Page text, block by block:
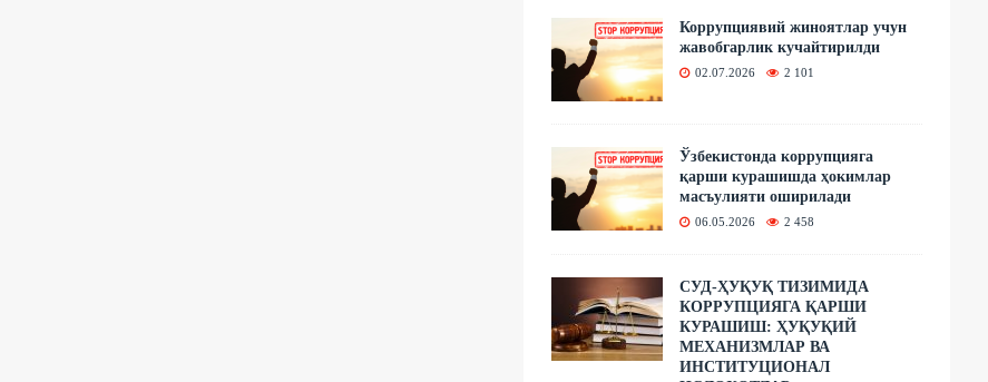
Коррупциявий жиноятлар учун
жавобгарлик кучайтирилди
02.07.2026 2 101
Ўзбекистонда коррупцияга
қарши курашишда ҳокимлар
масъулияти оширилади
06.05.2026 2 458
СУД-ҲУҚУҚ ТИЗИМИДА
КОРРУПЦИЯГА ҚАРШИ
КУРАШИШ: ҲУҚУҚИЙ
МЕХАНИЗМЛАР ВА
ИНСТИТУЦИОНАЛ